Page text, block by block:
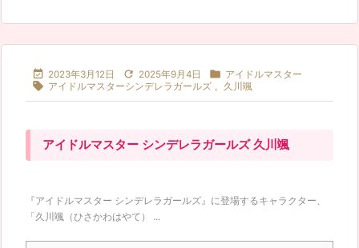
 2023年3月12日  2025年9月4日  アイドルマスター
 アイドルマスターシンデレラガールズ , 久川颯
アイドルマスター シンデレラガールズ 久川颯
『アイドルマスター シンデレラガールズ』に登場するキャラクター、
「久川颯（ひさかわはやて） ...